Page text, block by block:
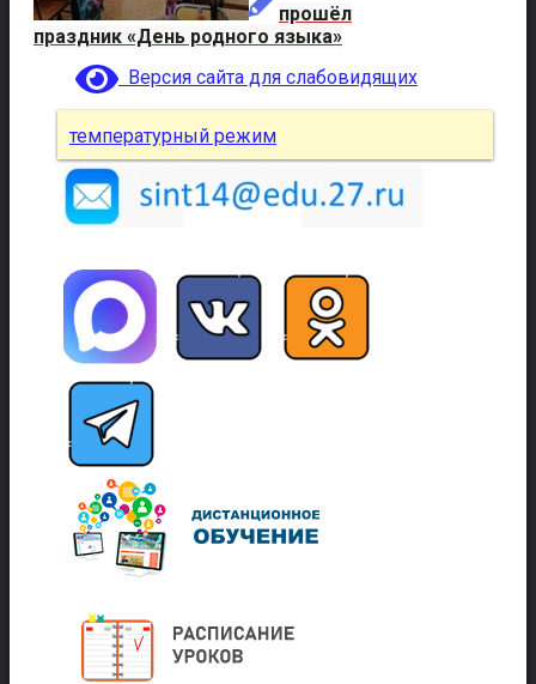
прошёл
праздник «День родного языка»
Версия сайта для слабовидящих
температурный режим